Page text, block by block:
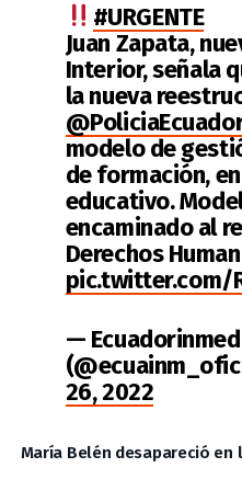
#URGENTE
Juan Zapata,
Interior, señala
la nueva
modelo de
de formación,
educativo.
encaminado al
Derechos
pic.twitter.com/
—
26, 2022
María Belén desapareció en